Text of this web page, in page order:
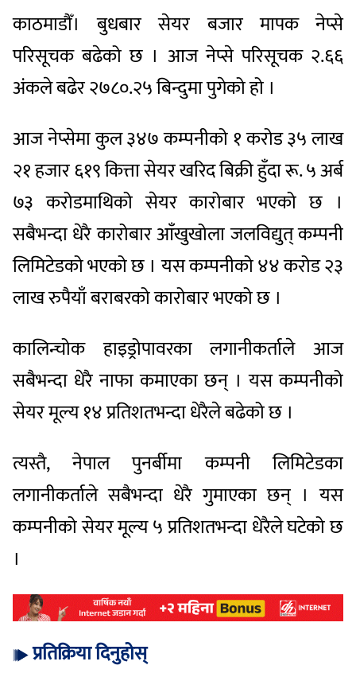
काठमाडौँ। बुधबार सेयर बजार मापक नेप्से
परिसूचक बढेको छ । आज नेप्से परिसूचक २.६६
अंकले बढेर २७८०.२५ बिन्दुमा पुगेको हो ।
आज नेप्सेमा कुल ३४७ कम्पनीको १ करोड ३५ लाख
२१ हजार ६१९ कित्ता सेयर खरिद बिक्री हुँदा रू. ५ अर्ब
७३ करोडमाथिको सेयर कारोबार भएको छ ।
सबैभन्दा धेरै कारोबार आँखुखोला जलविद्युत् कम्पनी
लिमिटेडको भएको छ । यस कम्पनीको ४४ करोड २३
लाख रुपैयाँ बराबरको कारोबार भएको छ ।
कालिन्चोक हाइड्रोपावरका लगानीकर्ताले आज
सबैभन्दा धेरै नाफा कमाएका छन् । यस कम्पनीको
सेयर मूल्य १४ प्रतिशतभन्दा धेरैले बढेको छ ।
त्यस्तै, नेपाल पुनर्बीमा कम्पनी लिमिटेडका
लगानीकर्ताले सबैभन्दा धेरै गुमाएका छन् । यस
कम्पनीको सेयर मूल्य ५ प्रतिशतभन्दा धेरैले घटेको छ
।
प्रतिक्रिया दिनुहोस्